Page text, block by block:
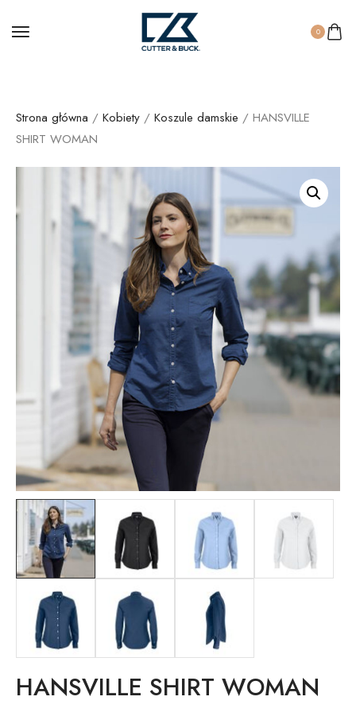
0
Strona główna / Kobiety / Koszule damskie / HANSVILLE
SHIRT WOMAN
HANSVILLE SHIRT WOMAN